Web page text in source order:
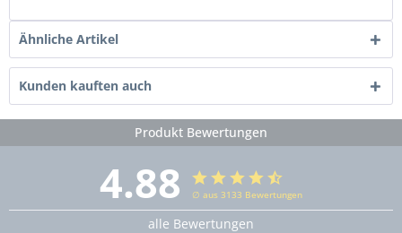
Ähnliche Artikel
Kunden kauften auch
Produkt Bewertungen
4.88 ∅ aus 3133 Bewertungen
alle Bewertungen